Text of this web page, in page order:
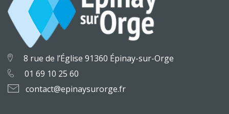
8 rue de l’Église 91360 Épinay-sur-Orge
01 69 10 25 60
contact@epinaysurorge.fr